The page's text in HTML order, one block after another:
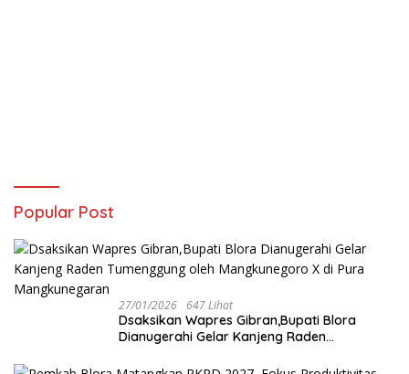
Popular Post
27/01/2026 647 Lihat
‎Dsaksikan Wapres Gibran,Bupati Blora
Dianugerahi Gelar Kanjeng Raden
Mangkunegaran